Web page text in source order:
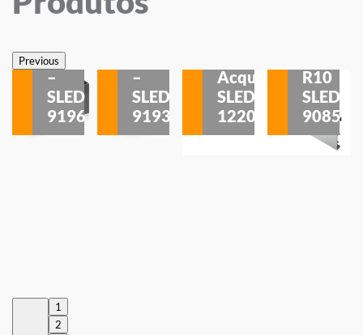
PreviousSobrepor
–
SLED
9196
–
SLED
9193
Acqua
SLED
1220
R10
SLED
9085
1
2